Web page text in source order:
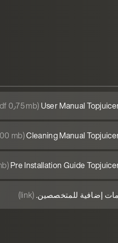
User Manual (pdf 0٫75 mb)
Cleaning Manual(pdf 1٫00 mb)
Pre Installation Guide(pdf 2٫08 mb)
إضافية للمتخصصين.(link)